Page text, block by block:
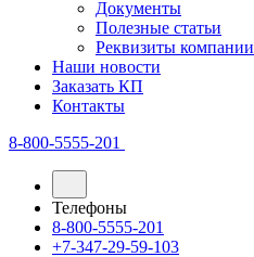
Документы
Полезные статьи
Реквизиты компании
Наши новости
Заказать КП
Контакты
8-800-5555-201
Телефоны
8-800-5555-201
+7-347-29-59-103